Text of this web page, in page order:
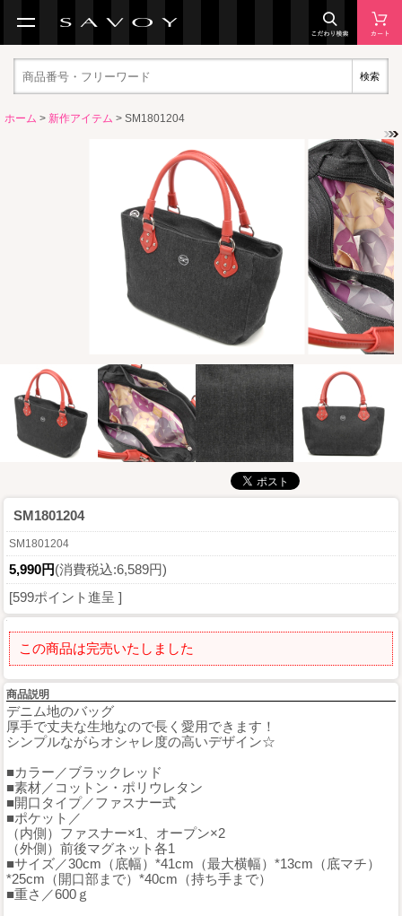
検索
ホーム > 新作アイテム > SM1801204
SM1801204
SM1801204
5,990円(消費税込:6,589円)
[599ポイント進呈 ]
この商品は完売いたしました
商品説明
デニム地のバッグ
厚手で丈夫な生地なので長く愛用できます！
シンプルながらオシャレ度の高いデザイン☆
■カラー／ブラックレッド
■素材／コットン・ポリウレタン
■開口タイプ／ファスナー式
■ポケット／
（内側）ファスナー×1、オープン×2
（外側）前後マグネット各1
■サイズ／30cm（底幅）*41cm（最大横幅）*13cm（底マチ）
*25cm（開口部まで）*40cm（持ち手まで）
■重さ／600ｇ